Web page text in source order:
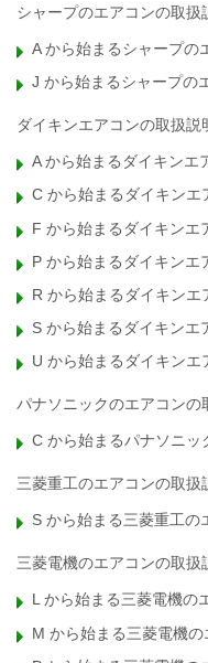
シャープのエアコンの取扱
A から始まるシャープの
J から始まるシャープの
ダイキンエアコンの取扱説
A から始まるダイキンエ
C から始まるダイキンエ
F から始まるダイキンエ
P から始まるダイキンエ
R から始まるダイキンエ
S から始まるダイキンエ
U から始まるダイキンエ
パナソニックのエアコンの
C から始まるパナソニッ
三菱重工のエアコンの取扱
S から始まる三菱重工の
三菱電機のエアコンの取扱
L から始まる三菱電機の
M から始まる三菱電機